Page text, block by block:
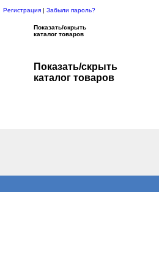
Регистрация
Забыли пароль?
Показать/скрыть
каталог товаров
Показать/скрыть
каталог товаров